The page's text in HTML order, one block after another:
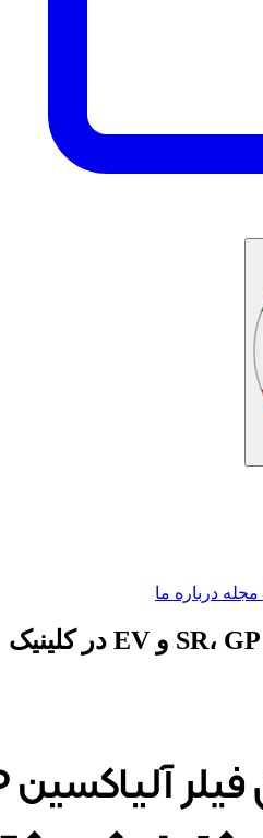
مجله درباره ما
تزریق فیلر آلیاکسین SR، GP و EV در کلینیک